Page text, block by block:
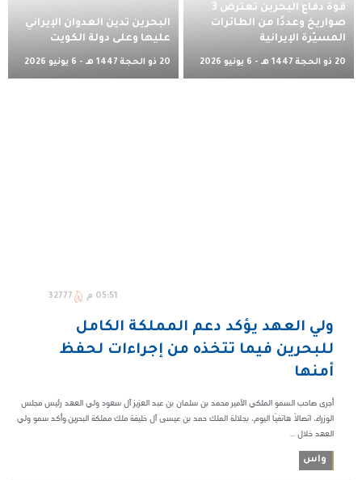
قوة دفاع البحرين تعترض 3
صواريخ وعددًا من الطائرات
المسيّرة الإيرانية
20 ذو الحجة 1447 هـ - 6 يونيو 2026
البحرين تدين العدوان الإيراني
عليها وعلى دولة الكويت
20 ذو الحجة 1447 هـ - 6 يونيو 2026
05:51 م 32777
ولي العهد يؤكد دعم المملكة الكامل
للبحرين فيما تتخذه من إجراءات لحفظ
أمنها
أجرى صاحب السمو الملكي الأمير محمد بن سلمان بن عبد العزيز آل سعود ولي العهد رئيس مجلس
الوزراء، اتصالًا هاتفيًا اليوم، بجلالة الملك حمد بن عيسى آل خليفة ملك مملكة البحرين.وأكد سمو ولي
العهد خلال ...
واس